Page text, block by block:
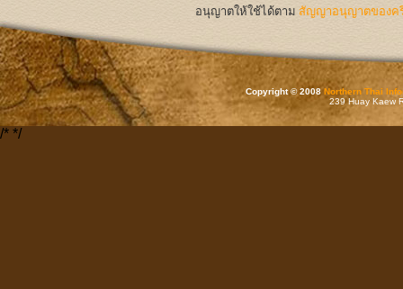
อนุญาตให้ใช้ได้ตาม สัญญาอนุญาตของค
Copyright © 2008Northern Thai
239 Huay Kaew
/* */